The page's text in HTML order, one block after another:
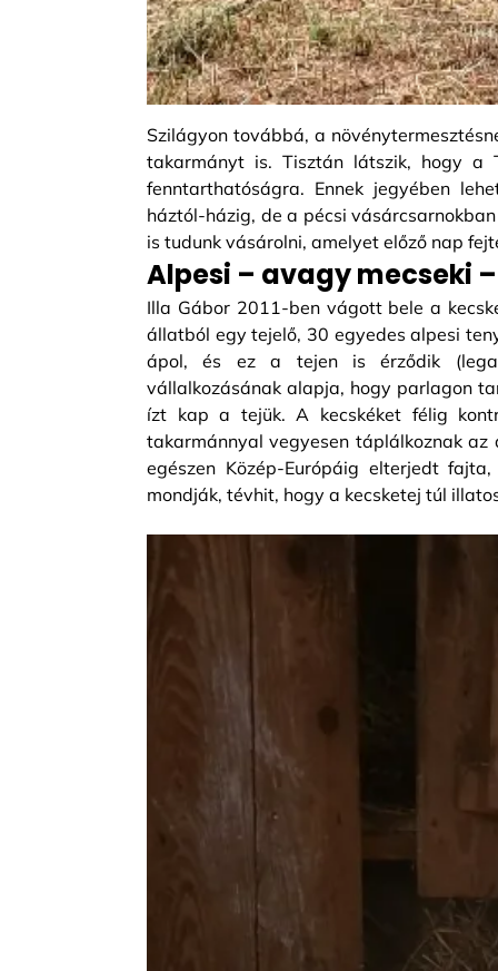
Szilágyon továbbá, a
takarmányt is. Tisztán látszik, hogy a
fenntarthatóságra. Ennek jegyében
háztól-házig, de a pécsi
is tudunk vásárolni, amelyet előző nap
Alpesi – avagy mecseki
Illa Gábor 2011-ben vágott bele a
állatból egy tejelő, 30 egyedes alpesi
ápol, és ez a tejen is érződik
vállalkozásának alapja, hogy parlagon
ízt kap a tejük. A kecskéket félig
takarmánnyal vegyesen táplálkoznak
egészen Közép-Európáig elterjedt
mondják, tévhit, hogy a kecsketej túl